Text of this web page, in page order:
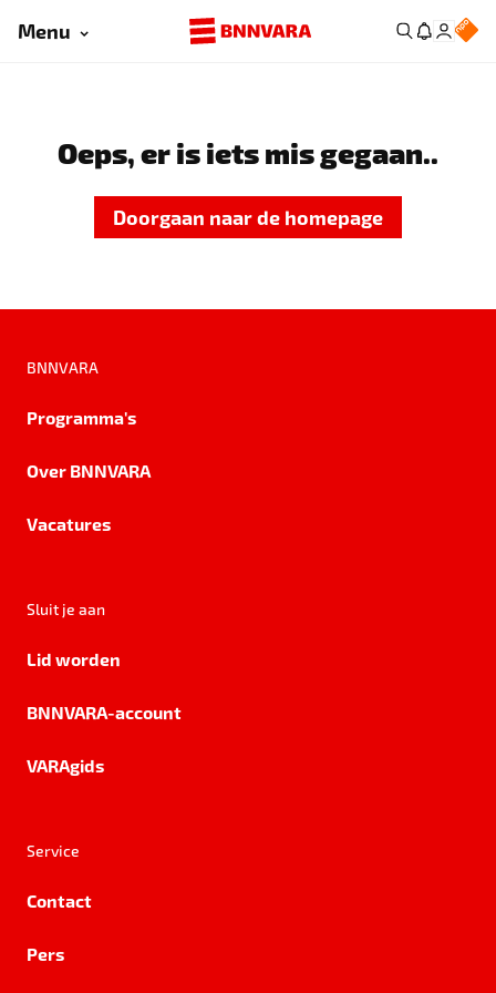
Menu
Oeps, er is iets mis gegaan..
Doorgaan naar de homepage
BNNVARA
Programma's
Over BNNVARA
Vacatures
Sluit je aan
Lid worden
BNNVARA-account
VARAgids
Service
Contact
Pers